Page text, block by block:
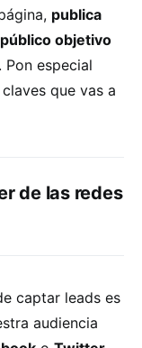
publica
objetivo
especial
que vas a
de las redes
captar leads es
audiencia